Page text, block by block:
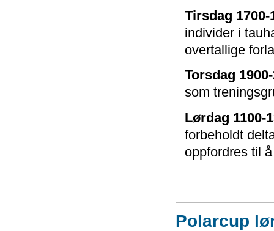
Tirsdag
individer i
overtallige
Torsdag
som
Lørdag 1100-
forbeholdt
oppfordres til
Polarcup